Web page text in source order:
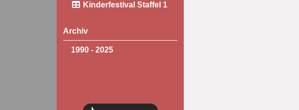
Kinderfestival Staffel 1
Archiv
1990 - 2025